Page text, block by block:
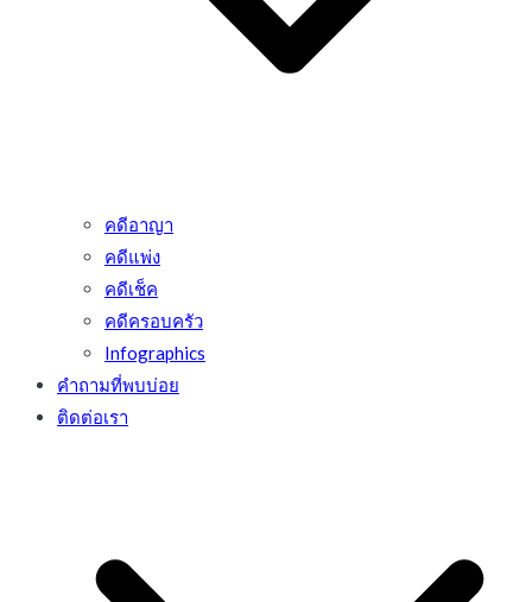
คดีอาญา
คดีแพ่ง
คดีเช็ค
คดีครอบครัว
Infographics
คำถามที่พบบ่อย
ติดต่อเรา